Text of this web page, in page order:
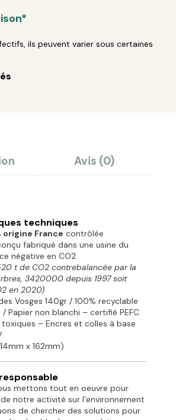
ils peuvent varier sous certaines
Avis (0)
techniques
origine France contrôlée
fabriqué dans une usine du
négative en CO2
t de CO2 contrebalancée par la
3420000 depuis 1997 soit
en 2020)
Vosges 140gr / 100% recyclable
Papier non blanchi – certifié PEFC
– Encres et colles à base
x 162mm)
mettons tout en oeuvre pour
notre activité sur l’environnement
de chercher des solutions pour